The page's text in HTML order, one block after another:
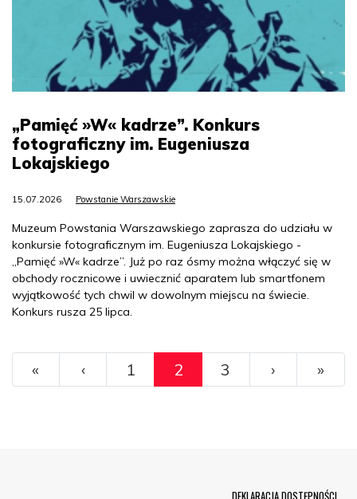
„Pamięć »W« kadrze”. Konkurs
fotograficzny im. Eugeniusza
Lokajskiego
15.07.2026 Powstanie Warszawskie
Muzeum Powstania Warszawskiego zaprasza do udziału w
konkursie fotograficznym im. Eugeniusza Lokajskiego -
„Pamięć »W« kadrze”. Już po raz ósmy można włączyć się w
obchody rocznicowe i uwiecznić aparatem lub smartfonem
wyjątkowość tych chwil w dowolnym miejscu na świecie.
Konkurs rusza 25 lipca.
Pagination
« Pierwszy
‹« 1 2 3 ›» »
DEKLARACJA DOSTĘPNOŚCI